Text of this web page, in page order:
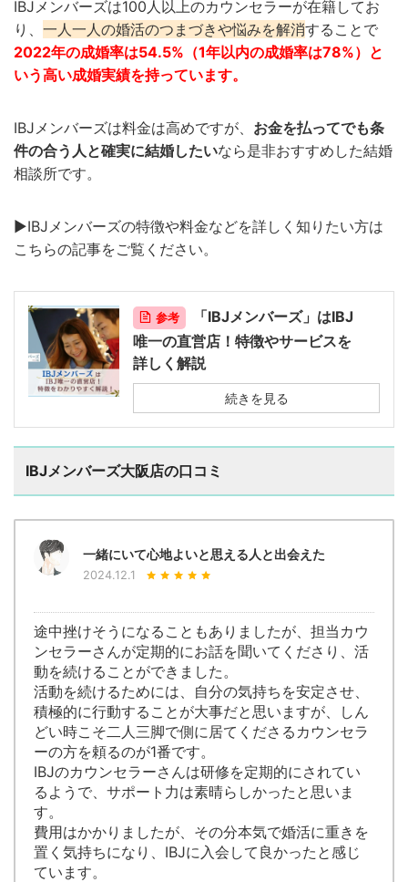
IBJメンバーズは100人以上のカウンセラーが在籍してお
り、 一人一人の婚活のつまづきや悩みを解消することで
2022年の成婚率は54.5%（1年以内の成婚率は78%）と
いう高い成婚実績を持っています。
IBJメンバーズは料金は高めですが、 お金を払ってでも条
件の合う人と確実に結婚したいなら是非おすすめした結婚
相談所です。
▶︎IBJメンバーズの特徴や料金などを詳しく知りたい方は
こちらの記事をご覧ください。
参考
「IBJメンバーズ」はIBJ
唯一の直営店！特徴やサービスを
詳しく解説
続きを見る
IBJメンバーズ大阪店の口コミ
一緒にいて心地よいと思える人と出会えた
2024.12.1
途中挫けそうになることもありましたが、担当カウ
ンセラーさんが定期的にお話を聞いてくださり、活
動を続けることができました。
活動を続けるためには、自分の気持ちを安定させ、
積極的に行動することが大事だと思いますが、しん
どい時こそ二人三脚で側に居てくださるカウンセラ
ーの方を頼るのが1番です。
IBJのカウンセラーさんは研修を定期的にされてい
るようで、サポート力は素晴らしかったと思いま
す。
費用はかかりましたが、その分本気で婚活に重きを
置く気持ちになり、IBJに入会して良かったと感じ
ています。